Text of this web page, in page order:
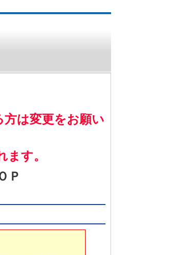
は変更をお願い
す。
Ｐ